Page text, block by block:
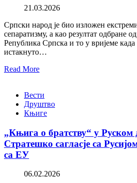
21.03.2026
Српски народ је био изложен
сепаратизму, а као резултат одбране
Република Српска и то у вријеме
истакнуто…
Read More
Вести
Друштво
Књиге
„Књига о братству“ у
Стратешко сагласје са
са ЕУ
06.02.2026